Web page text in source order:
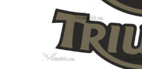
странице
товара.